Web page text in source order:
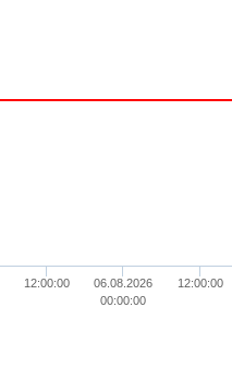
12:00:00
06.08.2026
00:00:00
12:00:00